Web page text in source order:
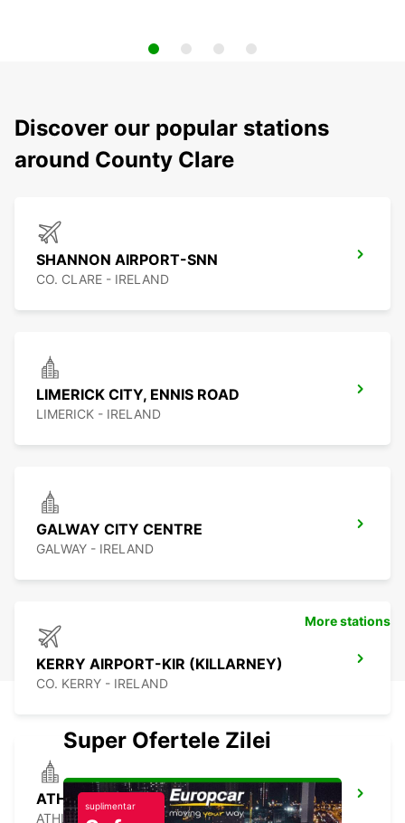
Discover our popular stations
around County Clare
SHANNON AIRPORT-SNN
CO. CLARE - IRELAND
LIMERICK CITY, ENNIS ROAD
LIMERICK - IRELAND
GALWAY CITY CENTRE
GALWAY - IRELAND
KERRY AIRPORT-KIR (KILLARNEY)
CO. KERRY - IRELAND
ATHLONE
ATHLONE - IRELAND
More stations
Super Ofertele Zilei
suplimentar